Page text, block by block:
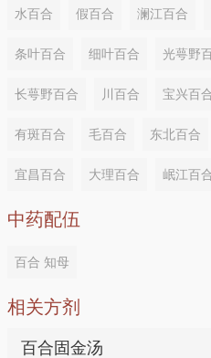
芽糖溶化，分2次服。
9、骨刺鲠喉
10、小儿疳积
组成：野百合15.0克
用法：水煎1碗，分3次服。
血脂异常、高血压病、痛风
碎，加水煎煮，去渣取汁
百合50克，一同炖烂，
咳嗽喘急、痰中带血
功效：止咳定喘，润肺生
膏，加入炼蜜1000克，混
15克，每日2?3次。
水百合 假百合 澜江百合
条叶百合 细叶百合 光萼野
长萼野百合 川百合 宝兴百
有斑百合 毛百合 东北百合
宜昌百合 大理百合 岷江百
中药配伍
百合 知母
相关方剂
百合固金汤